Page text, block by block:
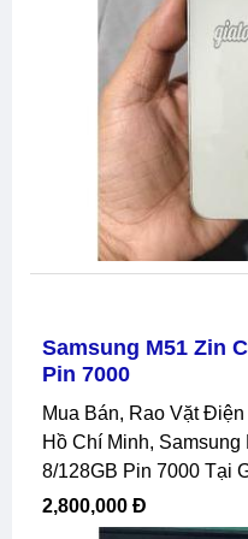
Samsung M51 Zin
Pin 7000
Mua Bán, Rao Vặt Điện Thoại Samsung Cũ Gò Vấp
Hồ Chí Minh,
8/128GB Pin 7000 Tại
2,800,000 Đ